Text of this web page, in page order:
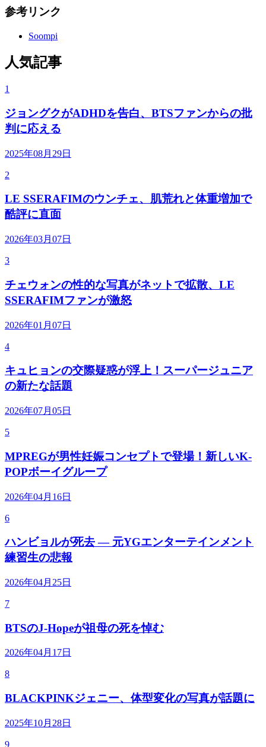
参考リンク
Soompi
人気記事
1
ジョングクがADHDを告白、BTSファンからの批
判に応える
2025年08月29日
2
LE SSERAFIMのウンチェ、肌荒れと体重増加で
酷評に直面
2026年03月07日
3
チェウォンの性的な写真がネットで拡散、LE
SSERAFIMファンが激怒
2026年01月07日
4
キュヒョンの交際疑惑が浮上！スーパージュニア
の新たな話題
2026年07月05日
5
MPREGが男性妊娠コンセプトで登場！新しいK-
POPボーイグループ
2026年04月16日
6
ハンビョルが死去 — 元YGエンターテインメント
練習生の悲報
2026年04月25日
7
BTSのJ-Hopeが祖母の死を悼む
2026年04月17日
8
BLACKPINKジェニー、体型変化の写真が話題に
2025年10月28日
9